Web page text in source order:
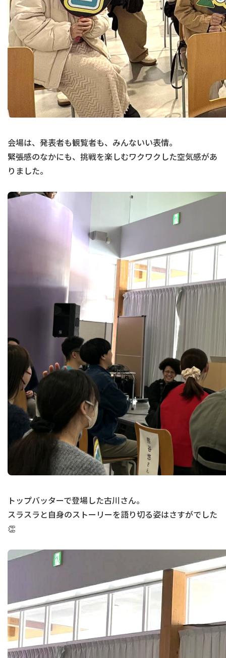
会場は、発表者も観覧者も、みんないい表情。
緊張感のなかにも、挑戦を楽しむワクワクした空気感があ
りました。
トップバッターで登場した古川さん。
スラスラと自身のストーリーを語り切る姿はさすがでした
👏